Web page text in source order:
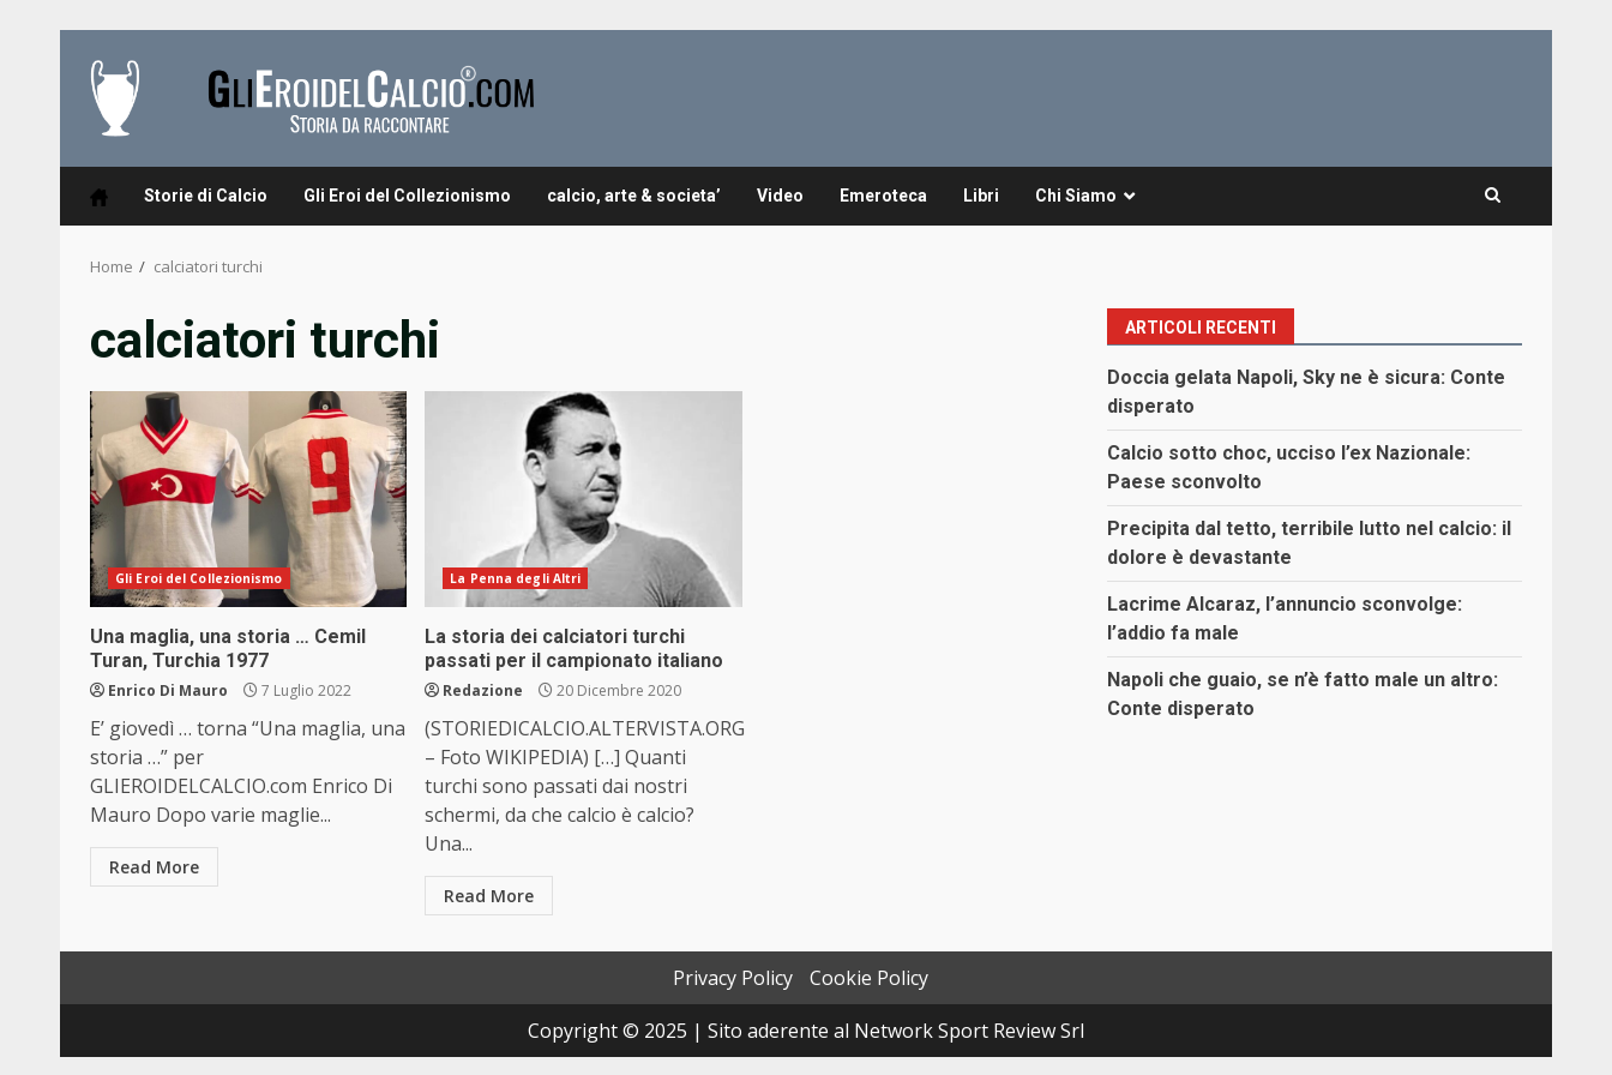
content
Storie di Calcio Gli Eroi del Collezionismo calcio, arte & societa’ Video Emeroteca Libri Chi Siamo
Home calciatori turchi
calciatori turchi
Gli Eroi del Collezionismo
Una maglia, una storia … Cemil
Turan, Turchia 1977
Enrico Di Mauro 7 Luglio 2022
E’ giovedì … torna “Una maglia, una
storia …” per
GLIEROIDELCALCIO.com Enrico Di
Mauro Dopo varie maglie...
Read More
La Penna degli Altri
La storia dei calciatori turchi
passati per il campionato italiano
Redazione 20 Dicembre 2020
(STORIEDICALCIO.ALTERVISTA.ORG
– Foto WIKIPEDIA) […] Quanti
turchi sono passati dai nostri
schermi, da che calcio è calcio?
Una...
Read More
ARTICOLI RECENTI
Doccia gelata Napoli, Sky ne è sicura: Conte
disperato
Calcio sotto choc, ucciso l’ex Nazionale:
Paese sconvolto
Precipita dal tetto, terribile lutto nel calcio: il
dolore è devastante
Lacrime Alcaraz, l’annuncio sconvolge:
l’addio fa male
Napoli che guaio, se n’è fatto male un altro:
Conte disperato
Privacy Policy
Cookie Policy
Copyright © 2025 | Sito aderente al Network Sport Review Srl